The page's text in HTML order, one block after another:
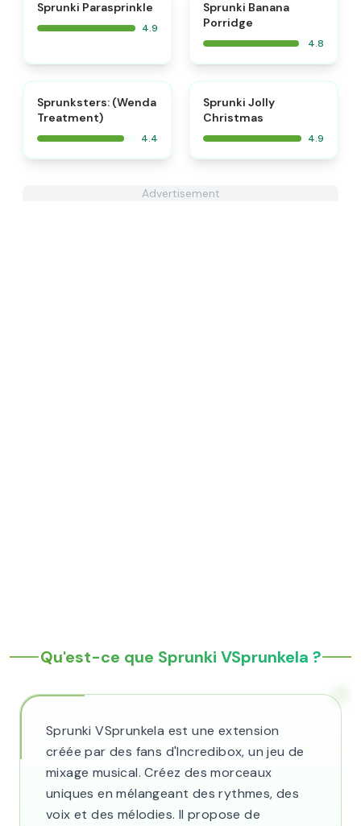
⭐
Sprunki Parasprinkle
4.9
Sprunki Banana
Porridge
4.8
Sprunksters: (Wenda
Treatment)
4.4
Sprunki Jolly
Christmas
4.9
Advertisement
Qu'est-ce que Sprunki VSprunkela ?
Sprunki VSprunkela est une extension
créée par des fans d'Incredibox, un jeu de
mixage musical. Créez des morceaux
uniques en mélangeant des rythmes, des
voix et des mélodies. Il propose de